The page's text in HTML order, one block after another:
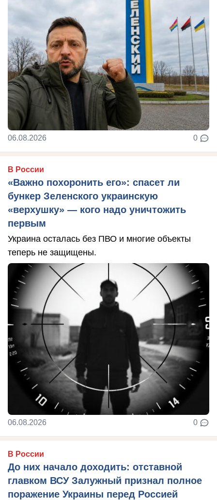
06.08.2026 0
В России
«Важно похоронить его»: спасет ли
бункер Зеленского украинскую
«верхушку» — кого надо уничтожить
первым
Украина осталась без ПВО и многие объекты
теперь не защищены.
06.08.2026 0
В России
До них начало доходить: отставной
главком ВСУ Залужный признал полное
поражение Украины перед Россией